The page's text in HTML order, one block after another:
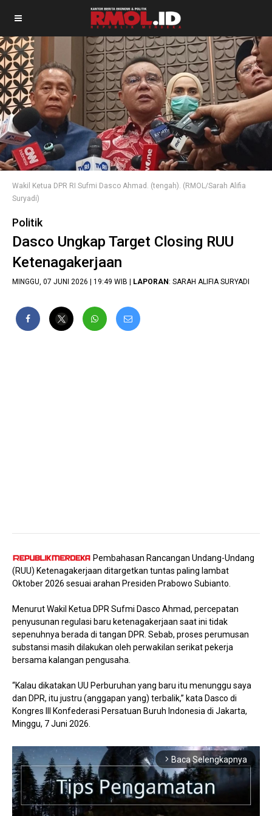
Wakil Ketua DPR RI Sufmi Dasco Ahmad. (tengah). (RMOL/Sarah Alifia
Suryadi)
Politik
Dasco Ungkap Target Closing RUU
Ketenagakerjaan
MINGGU, 07 JUNI 2026 | 19:49 WIB | LAPORAN: SARAH ALIFIA SURYADI
Pembahasan Rancangan Undang-Undang
(RUU) Ketenagakerjaan ditargetkan tuntas paling lambat
Oktober 2026 sesuai arahan Presiden Prabowo Subianto.
Menurut Wakil Ketua DPR Sufmi Dasco Ahmad, percepatan
penyusunan regulasi baru ketenagakerjaan saat ini tidak
sepenuhnya berada di tangan DPR. Sebab, proses perumusan
substansi masih dilakukan oleh perwakilan serikat pekerja
bersama kalangan pengusaha.
“Kalau dikatakan UU Perburuhan yang baru itu menunggu saya
dan DPR, itu justru (anggapan yang) terbalik,” kata Dasco di
Kongres III Konfederasi Persatuan Buruh Indonesia di Jakarta,
Minggu, 7 Juni 2026.
arrow_forward_ios Baca Selengkapnya